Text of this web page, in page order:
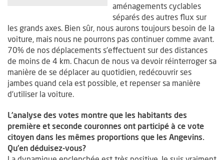
aménagements cyclables
séparés des autres flux sur
les grands axes. Bien sûr, nous aurons toujours besoin de la
voiture, mais nous ne pourrons pas continuer comme avant.
70% de nos déplacements s’effectuent sur des distances
de moins de 4 km. Chacun de nous va devoir réinterroger sa
manière de se déplacer au quotidien, redécouvrir ses
jambes quand cela est possible, et repenser sa manière
d’utiliser la voiture.
L’analyse des votes montre que les habitants des
première et seconde couronnes ont participé à ce vote
citoyen dans les mêmes proportions que les Angevins.
Qu’en déduisez-vous?